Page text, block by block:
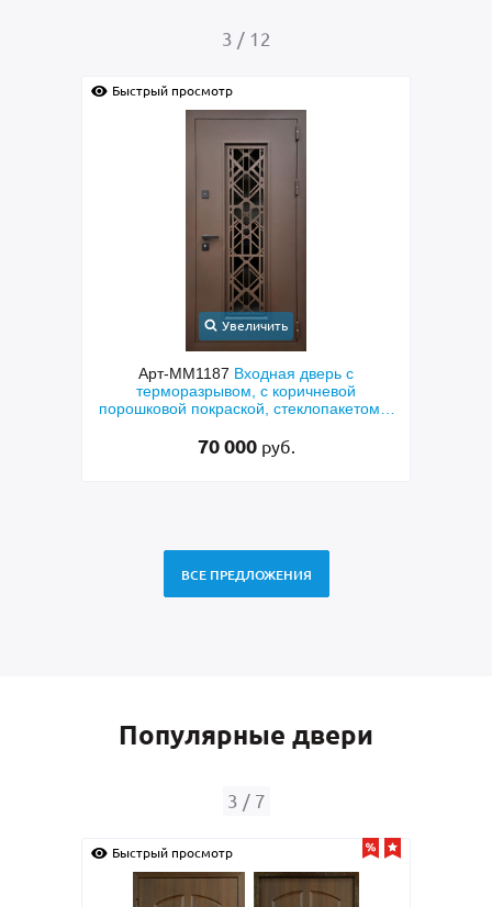
4 / 12
и
Быстрый просмотр
Увеличить
Арт-ММ1384Входная дверь с
металлофиленкой, бугельной ручкой и
порошковым напылением RAL 7021
45 000
ВСЕ ПРЕДЛОЖЕНИЯ
Популярные двери
4 / 7
Быстрый просмотр